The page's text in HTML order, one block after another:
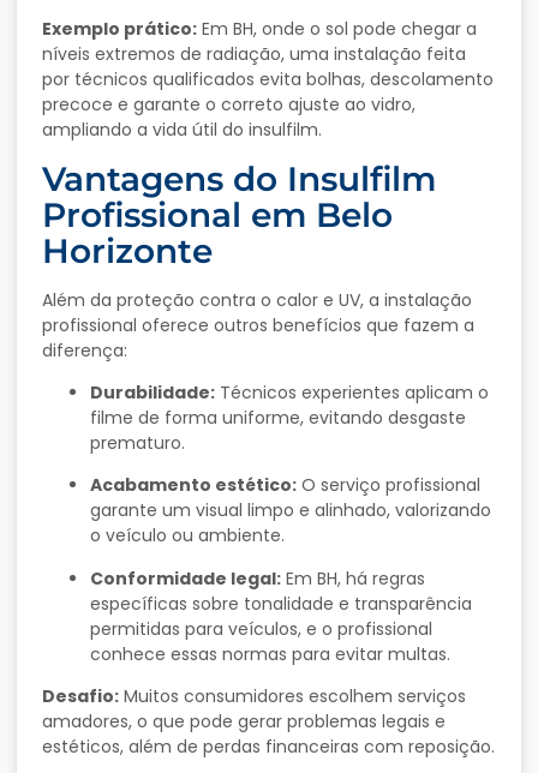
Exemplo prático: Em BH, onde o sol pode chegar a
níveis extremos de radiação, uma instalação feita
por técnicos qualificados evita bolhas, descolamento
precoce e garante o correto ajuste ao vidro,
ampliando a vida útil do insulfilm.
Vantagens do Insulfilm
Profissional em Belo
Horizonte
Além da proteção contra o calor e UV, a instalação
profissional oferece outros benefícios que fazem a
diferença:
Durabilidade: Técnicos experientes aplicam o
filme de forma uniforme, evitando desgaste
prematuro.
Acabamento estético: O serviço profissional
garante um visual limpo e alinhado, valorizando
o veículo ou ambiente.
Conformidade legal: Em BH, há regras
específicas sobre tonalidade e transparência
permitidas para veículos, e o profissional
conhece essas normas para evitar multas.
Desafio: Muitos consumidores escolhem serviços
amadores, o que pode gerar problemas legais e
estéticos, além de perdas financeiras com reposição.